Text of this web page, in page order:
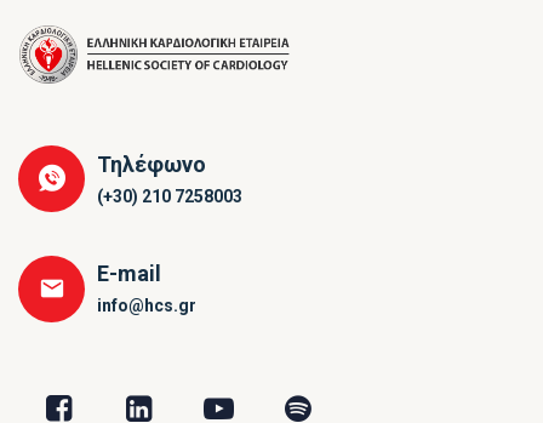
Τηλέφωνο
(+30) 210 7258003
E-mail
info@hcs.gr